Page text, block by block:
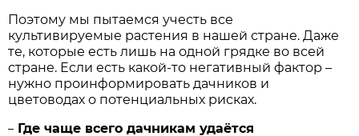
Поэтому мы пытаемся учесть все
культивируемые растения в нашей стране. Даже
те, которые есть лишь на одной грядке во всей
стране. Если есть какой-то негативный фактор –
нужно проинформировать дачников и
цветоводах о потенциальных рисках.
– Где чаще всего дачникам удаётся